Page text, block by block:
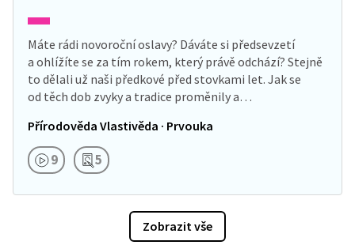
Máte rádi novoroční oslavy? Dáváte si předsevzetí
a ohlížíte se za tím rokem, který právě odchází? Stejně
to dělali už naši předkové před stovkami let. Jak se
od těch dob zvyky a tradice proměnily a…
Přírodověda Vlastivěda · Prvouka
9 5
Zobrazit vše